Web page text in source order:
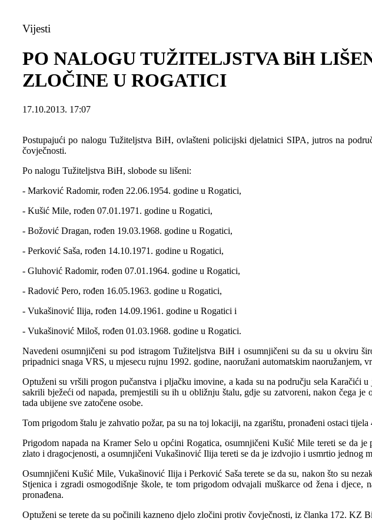
Vijesti
PO NALOGU TUŽITELJSTVA BiH
ZLOČINE U ROGATICI
17.10.2013. 17:07
Postupajući po nalogu Tužiteljstva BiH, ovlašteni policijski djelatnici SIPA, jutros na
čovječnosti.
Po nalogu Tužiteljstva BiH, slobode su lišeni:
- Marković Radomir, rođen 22.06.1954. godine u Rogatici,
- Kušić Mile, rođen 07.01.1971. godine u Rogatici,
- Božović Dragan, rođen 19.03.1968. godine u Rogatici,
- Perković Saša, rođen 14.10.1971. godine u Rogatici,
- Gluhović Radomir, rođen 07.01.1964. godine u Rogatici,
- Radović Pero, rođen 16.05.1963. godine u Rogatici,
- Vukašinović Ilija, rođen 14.09.1961. godine u Rogatici i
- Vukašinović Miloš, rođen 01.03.1968. godine u Rogatici.
Navedeni osumnjičeni su pod istragom Tužiteljstva BiH i osumnjičeni su da su u okviru
pripadnici snaga VRS, u mjesecu rujnu 1992. godine, naoružani automatskim
Optuženi su vršili progon pučanstva i pljačku imovine, a kada su na području sela Karačići
sakrili bježeći od napada, premjestili su ih u obližnju štalu, gdje su zatvoreni, nakon čega
tada ubijene sve zatočene osobe.
Tom prigodom štalu je zahvatio požar, pa su na toj lokaciji, na zgarištu, pronađeni ostaci
Prigodom napada na Kramer Selo u općini Rogatica, osumnjičeni Kušić Mile tereti se da
zlato i dragocjenosti, a osumnjičeni Vukašinović Ilija tereti se da je izdvojio i usmrtio jednog
Osumnjičeni Kušić Mile, Vukašinović Ilija i Perković Saša terete se da su, nakon što su
Stjenica i zgradi osmogodišnje škole, te tom prigodom odvajali muškarce od žena i
pronađena.
Optuženi se terete da su počinili kazneno djelo zločini protiv čovječnosti, iz članka 172. KZ